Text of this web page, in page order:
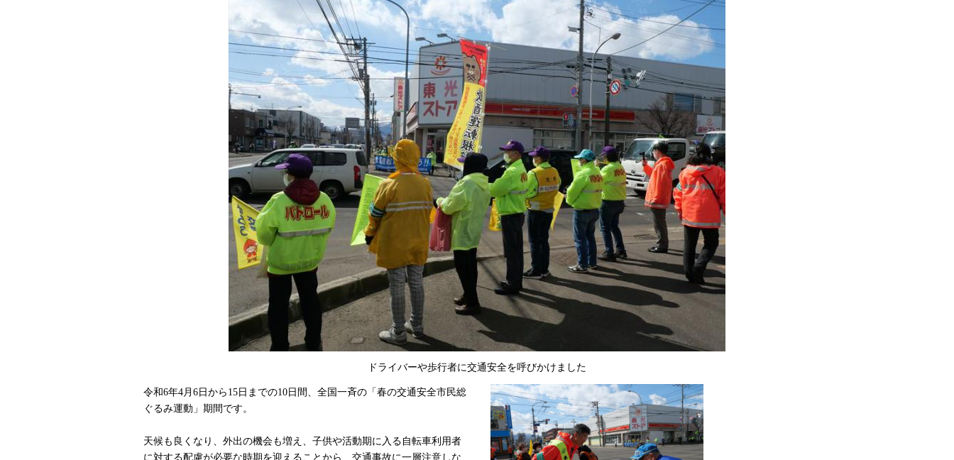
ドライバーや歩行者に交通安全を呼びかけました
令和6年4月6日から15日までの10日間、全国一斉の「春の交通安全市民総
ぐるみ運動」期間です。
天候も良くなり、外出の機会も増え、子供や活動期に入る自転車利用者
に対する配慮が必要な時期を迎えることから、交通事故に一層注意しな